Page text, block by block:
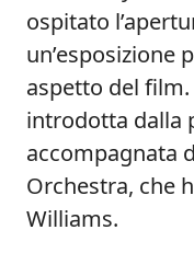
ospitato
un’esposizione
aspetto del
introdotta dalla
accompagnata
Orchestra, che
Williams.